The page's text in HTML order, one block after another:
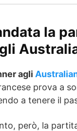
la
agli
prova a
a tenere il
però, la